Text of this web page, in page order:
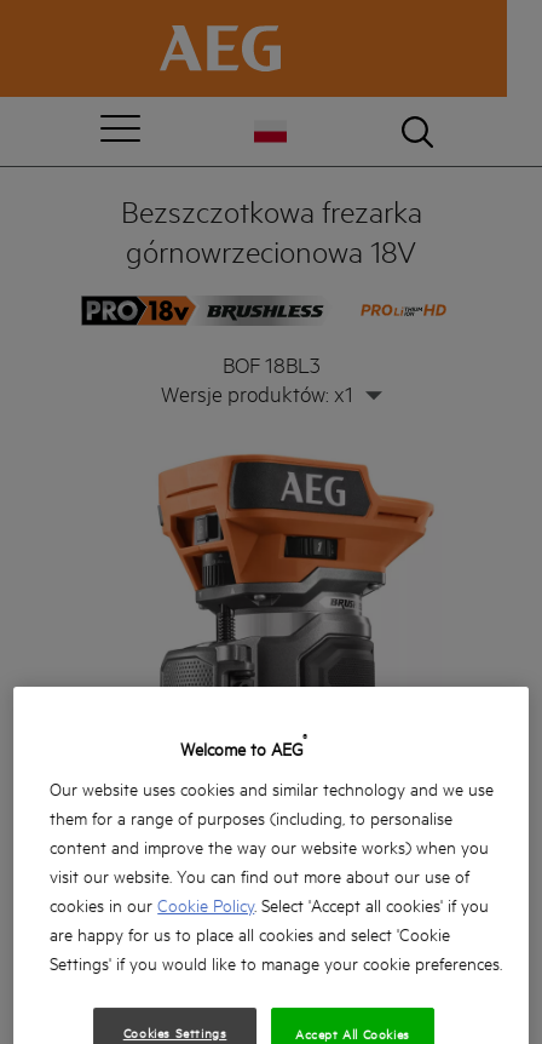
Bezszczotkowa frezarka
górnowrzecionowa 18V
BOF 18BL3
Wersje produktów: x1
Welcome to AEG®
Our website uses cookies and similar technology and we use
them for a range of purposes (including, to personalise
content and improve the way our website works) when you
visit our website. You can find out more about our use of
cookies in ourCookie Policy. Select 'Accept all cookies' if you
are happy for us to place all cookies and select 'Cookie
Settings' if you would like to manage your cookie preferences.
Cookies Settings Accept All Cookies